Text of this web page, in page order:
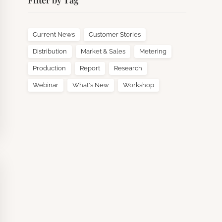
Current News Customer Stories
Distribution Market & Sales Metering
Production Report Research
Webinar What's New Workshop